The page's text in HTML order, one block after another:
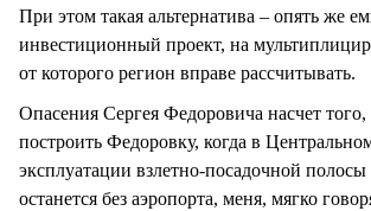
При этом такая альтернатива – опять же
инвестиционный проект, на
от которого регион вправе рассчитывать.
Опасения Сергея Федоровича насчет
построить Федоровку, когда в
эксплуатации взлетно-посадочной
останется без аэропорта, меня, мягко